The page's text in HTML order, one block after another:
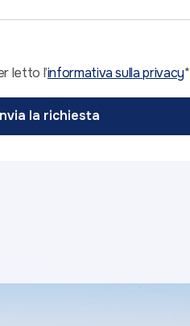
letto l’informativa sulla privacy*